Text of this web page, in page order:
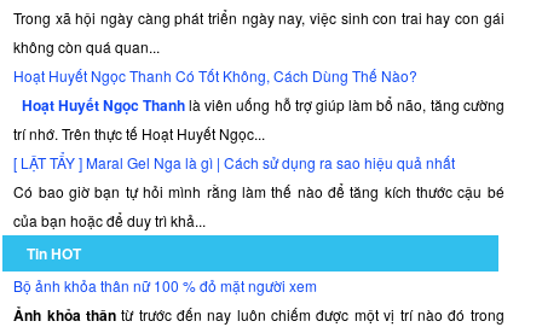
Trong xã hội ngày càng phát triển ngày nay, việc sinh con trai hay con gái
không còn quá quan...
Hoạt Huyết Ngọc Thanh Có Tốt Không, Cách Dùng Thế Nào?
Hoạt Huyết Ngọc Thanhlà viên uống hỗ trợ giúp làm bổ não, tăng cường
trí nhớ. Trên thực tế Hoạt Huyết Ngọc...
[ LẬT TẨY ] Maral Gel Nga là gì | Cách sử dụng ra sao hiệu quả nhất
Có bao giờ bạn tự hỏi mình rằng làm thế nào để tăng kích thước cậu bé
của bạn hoặc để duy trì khả...
Tin HOT
Bộ ảnh khỏa thân nữ 100 % đỏ mặt người xem
Ảnh khỏa thântừ trước đến nay luôn chiếm được một vị trí nào đó trong